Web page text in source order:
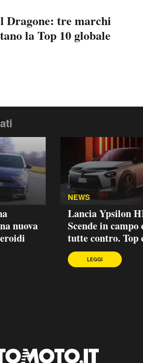
Dragone: tre marchi
la Top 10 globale
nuova
NEWS
Lancia Ypsilon
Scende in campo
tutte contro. Top
LEGGI